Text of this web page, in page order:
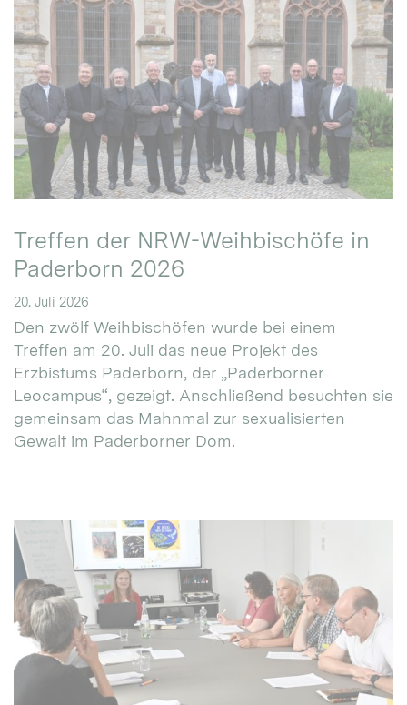
Treffen der NRW-Weihbischöfe in
Paderborn 2026
20. Juli 2026
Den zwölf Weihbischöfen wurde bei einem
Treffen am 20. Juli das neue Projekt des
Erzbistums Paderborn, der „Paderborner
Leocampus“, gezeigt. Anschließend besuchten sie
gemeinsam das Mahnmal zur sexualisierten
Gewalt im Paderborner Dom.